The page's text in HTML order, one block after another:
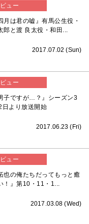
ュー
月は君の嘘』有馬公生役・
郎と渡 良太役・和田...
2017.07.02 (Sun)
ュー
子ですが…？』シーズン3
日より放送開始
2017.06.23 (Fri)
ュー
也の俺たちだってもっと癒
！』第10・11・1...
2017.03.08 (Wed)